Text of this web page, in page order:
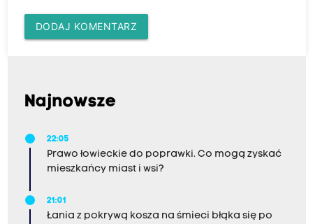
DODAJ KOMENTARZ
Najnowsze
22:05
Prawo łowieckie do poprawki. Co mogą zyskać
mieszkańcy miast i wsi?
21:01
Łania z pokrywą kosza na śmieci błąka się po